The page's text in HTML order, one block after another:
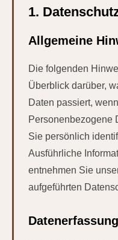
1.
Allgemeine
Die folgenden
Überblick darüber,
Daten passiert,
Personenbezogene
Sie persönlich
Ausführliche
entnehmen Sie
aufgeführten